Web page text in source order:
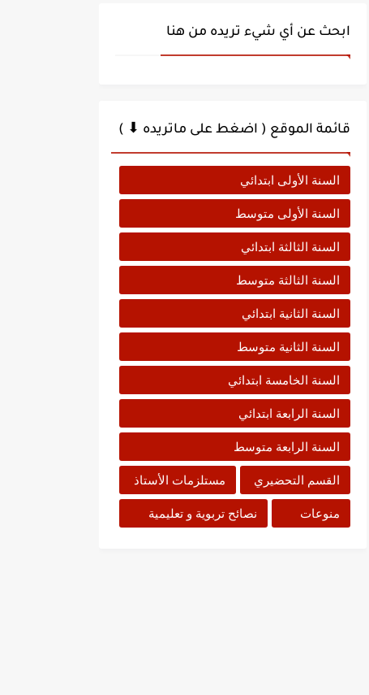
ابحث عن أي شيء تريده من هنا
قائمة الموقع ( اضغط على ماتريده ⬇ )
السنة الأولى ابتدائي
السنة الأولى متوسط
السنة الثالثة ابتدائي
السنة الثالثة متوسط
السنة الثانية ابتدائي
السنة الثانية متوسط
السنة الخامسة ابتدائي
السنة الرابعة ابتدائي
السنة الرابعة متوسط
القسم التحضيري مستلزمات الأستاذ
منوعات نصائح تربوية و تعليمية